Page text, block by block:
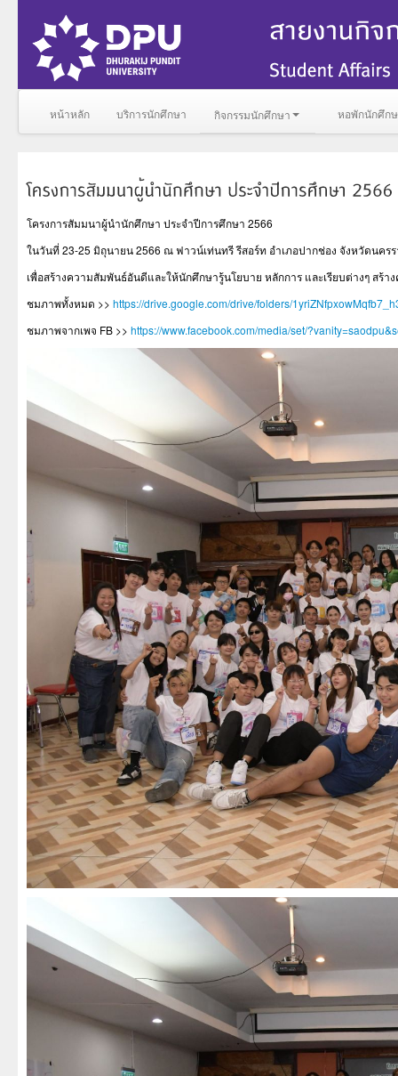
หน้าหลัก บริการนักศึกษา กิจกรรมนักศึกษา หอพักนักศึก
โครงการสัมมนาผู้นำนักศึกษา ประจำปีการศึกษา 2566
ในวันที่ 23-25 มิถุนายน 2566 ณ ฟาวน์เท่นทรี รีสอร์ท อำเภอปากช่อง จังหวัดนคร
เพื่อสร้างความสัมพันธ์อันดีและให้นักศึกษารู้นโยบาย หลักการ และเรียบต่างๆ สร้
ชมภาพทั้งหมด >> https://drive.google.com/drive/folders/
ชมภาพจากเพจ FB >> https://www.facebook.com/media/set/